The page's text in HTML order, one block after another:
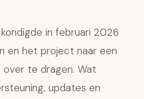
in februari 2026
en het project naar een
te dragen. Wat
updates en